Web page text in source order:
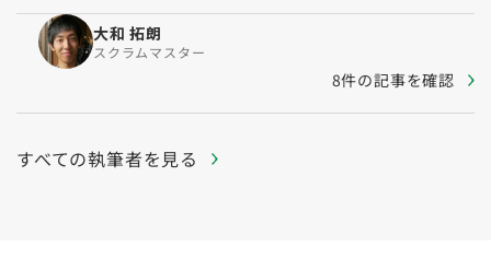
大和 拓朗
スクラムマスター
8件の記事を確認
すべての執筆者を見る